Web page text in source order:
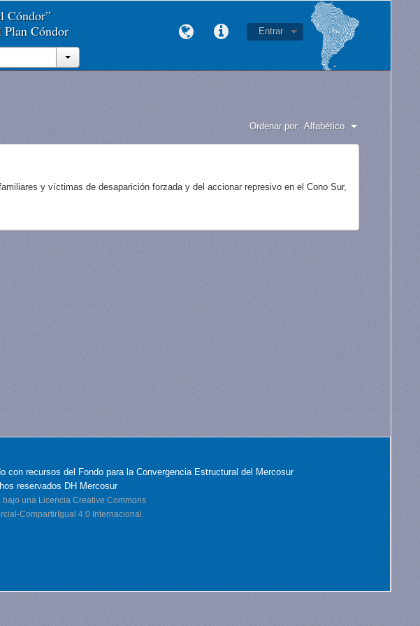
Cóndor”
Plan Cóndor
Entrar
Ordenar por: Alfabético
y víctimas de desaparición forzada y del accionar represivo en el Cono Sur,
con recursos del Fondo para la Convergencia Estructural del Mercosur
reservados DH Mercosur
bajo una Licencia Creative Commons
CompartirIgual 4.0 Internacional.